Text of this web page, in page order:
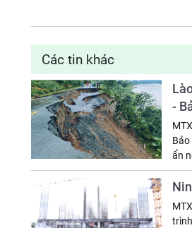
Các tin khác
-
ẩn